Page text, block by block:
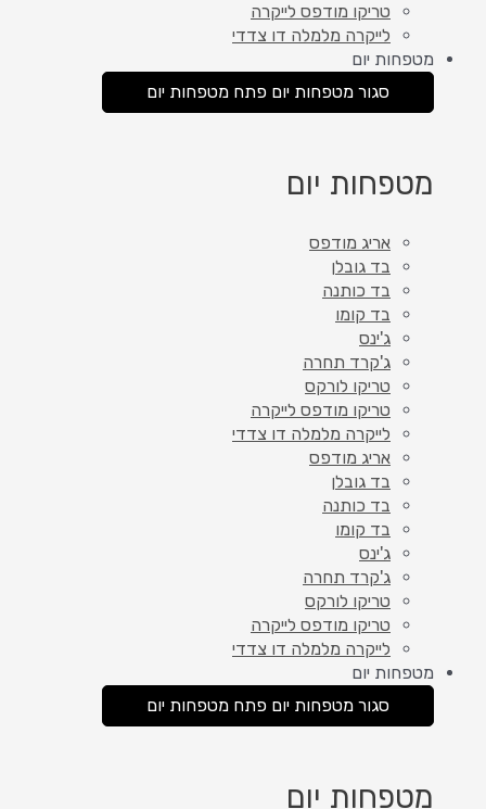
טריקו מודפס לייקרה
לייקרה מלמלה דו צדדי
מטפחות יום
סגור מטפחות יום פתח מטפחות יום
מטפחות יום
אריג מודפס
בד גובלן
בד כותנה
בד קומו
ג'ינס
ג'קרד תחרה
טריקו לורקס
טריקו מודפס לייקרה
לייקרה מלמלה דו צדדי
אריג מודפס
בד גובלן
בד כותנה
בד קומו
ג'ינס
ג'קרד תחרה
טריקו לורקס
טריקו מודפס לייקרה
לייקרה מלמלה דו צדדי
מטפחות יום
סגור מטפחות יום פתח מטפחות יום
מטפחות יום